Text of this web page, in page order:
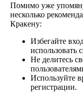
Помимо уже
несколько
Кракену:
Избегайте
использовать
Не делитесь
Используйте
регистрации.